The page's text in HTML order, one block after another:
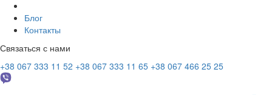
Блог
Контакты
Связаться с нами
+38 067 333 11 52 +38 067 333 11 65 +38 067 466 25 25